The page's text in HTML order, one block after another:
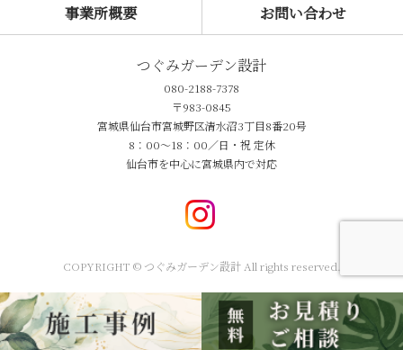
事業所概要 お問い合わせ
つぐみガーデン設計
080-2188-7378
〒983-0845
宮城県仙台市宮城野区清水沼3丁目8番20号
8：00～18：00／日・祝 定休
仙台市を中心に宮城県内で対応
COPYRIGHT © つぐみガーデン設計 All rights reserved.